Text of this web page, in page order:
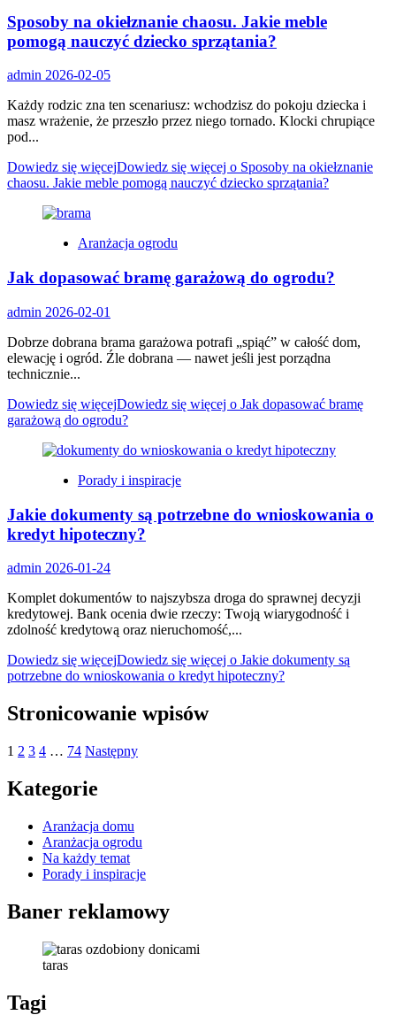
Sposoby na okiełznanie chaosu. Jakie meble
pomogą nauczyć dziecko sprzątania?
admin 2026-02-05
Każdy rodzic zna ten scenariusz: wchodzisz do pokoju dziecka i
masz wrażenie, że przeszło przez niego tornado. Klocki chrupiące
pod...
Dowiedz się więcejDowiedz się więcej o Sposoby na okiełznanie
chaosu. Jakie meble pomogą nauczyć dziecko sprzątania?
Aranżacja ogrodu
Jak dopasować bramę garażową do ogrodu?
admin 2026-02-01
Dobrze dobrana brama garażowa potrafi „spiąć” w całość dom,
elewację i ogród. Źle dobrana — nawet jeśli jest porządna
technicznie...
Dowiedz się więcejDowiedz się więcej o Jak dopasować bramę
garażową do ogrodu?
Porady i inspiracje
Jakie dokumenty są potrzebne do wnioskowania o
kredyt hipoteczny?
admin 2026-01-24
Komplet dokumentów to najszybsza droga do sprawnej decyzji
kredytowej. Bank ocenia dwie rzeczy: Twoją wiarygodność i
zdolność kredytową oraz nieruchomość,...
Dowiedz się więcejDowiedz się więcej o Jakie dokumenty są
potrzebne do wnioskowania o kredyt hipoteczny?
Stronicowanie wpisów
1 2 3 4 … 74 Następny
Kategorie
Aranżacja domu
Aranżacja ogrodu
Na każdy temat
Porady i inspiracje
Baner reklamowy
taras
Tagi